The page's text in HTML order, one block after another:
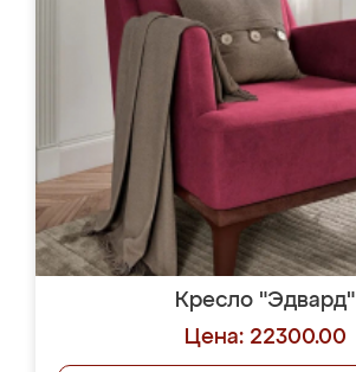
Кресло "Эдвард"
Цена: 22300.00